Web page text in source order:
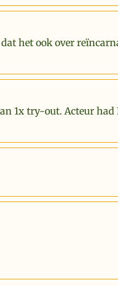
het ook over
1x try-out. Acteur